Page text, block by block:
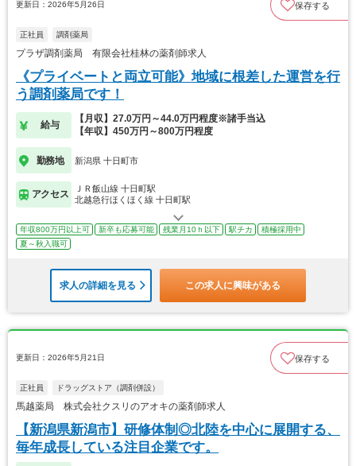
更新日：2026年5月26日 保存する
正社員 調剤薬局
プラザ調剤薬局 有限会社桂林の薬剤師求人
《プライベートと両立可能》地域に根差した運営を行
う調剤薬局です！
給与
【月収】27.0万円～44.0万円程度※諸手当込
【年収】450万円～800万円程度
勤務地 新潟県 十日町市
アクセス
ＪＲ飯山線 十日町駅
北越急行ほくほく線 十日町駅
年収800万円以上可 新卒も応募可能 残業月10ｈ以下 駅チカ
積極採用中
夏～秋入職可
求人の詳細を見る この求人に興味がある
更新日：2026年5月21日 保存する
正社員 ドラッグストア（調剤併設）
馬越薬局 株式会社クスリのアオキの薬剤師求人
【新潟県新潟市】研修体制◎北陸を中心に展開する、
毎年成長している注目企業です。